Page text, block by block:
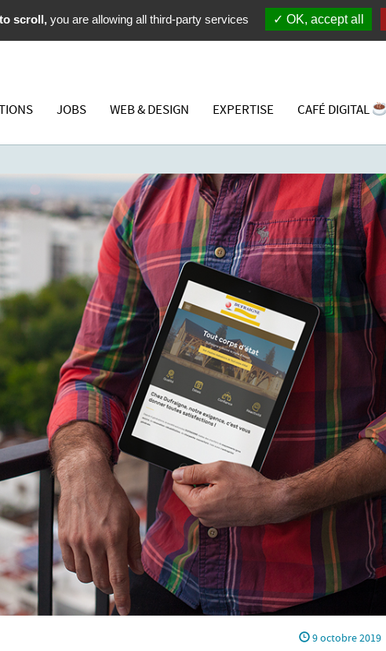
JOBS WEB & DESIGN EXPERTISE CAFÉ DIGITAL
9 octobre 2019
scroll,you are allowing all third-party services OK, accept all